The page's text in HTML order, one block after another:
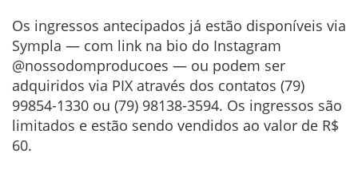
Os ingressos antecipados já estão disponíveis via
Sympla — com link na bio do Instagram
@nossodomproducoes — ou podem ser
adquiridos via PIX através dos contatos (79)
99854-1330 ou (79) 98138-3594. Os ingressos são
limitados e estão sendo vendidos ao valor de R$
60.